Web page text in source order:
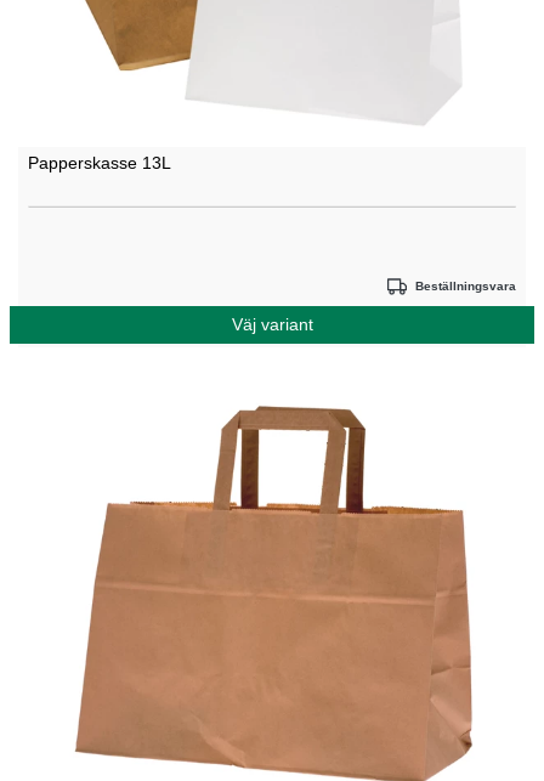
Papperskasse 13L
Beställningsvara
Väj variant